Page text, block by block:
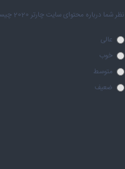
نظر شما درباره محتوای سایت چارتر 2020 چیست؟
عالی
خوب
متوسط
ضعیف